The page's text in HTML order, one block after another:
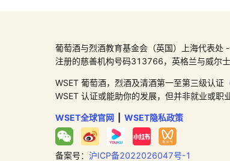
葡萄酒与烈酒教育基金会（英国）上海代表
注册的慈善机构号码313766，英格兰与威尔
WSET 葡萄酒，烈酒及清酒第一至第三级认证
WSET 认证或能助你的发展，但并非就业或职
WSET全球官网 WSET隐私政策
备案号： 沪ICP备2022026047号-1